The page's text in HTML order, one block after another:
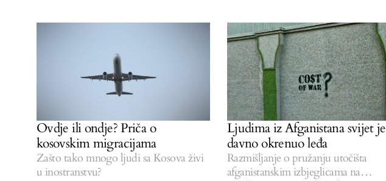
Ovdje ili ondje? Priča o
kosovskim migracijama
Zašto tako mnogo ljudi sa Kosova živi
u inostranstvu?
Ljudima iz Afganistana svijet je
davno okrenuo leđa
Razmišljanje o pružanju utočišta
afganistanskim izbjeglicama na